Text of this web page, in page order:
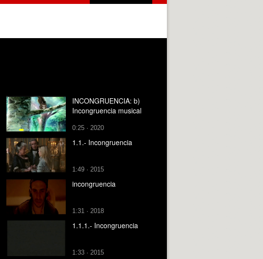
INCONGRUENCIA: b)
Incongruencia musical
0:25 · 2020
1.1.- Incongruencia
1:49 · 2015
incongruencia
1:31 · 2018
1.1.1.- Incongruencia
1:33 · 2015